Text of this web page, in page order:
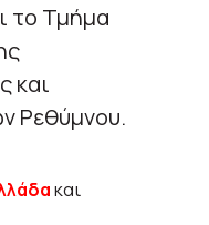
το Τμήμα
και
Ρεθύμνου.
και